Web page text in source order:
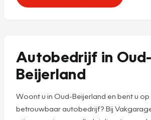
Autobedrijf in Oud-
Beijerland
Woont u in Oud-Beijerland en bent u
betrouwbaar autobedrijf? Bij